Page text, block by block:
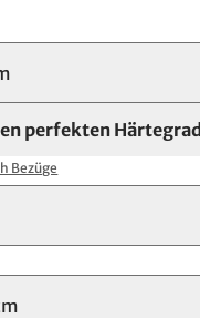
perfekten Härtegrad
Bezüge